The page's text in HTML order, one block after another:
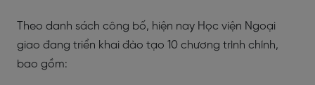
Theo danh sách công bố, hiện nay Học viện Ngoại
giao đang triển khai đào tạo 10 chương trình chính,
bao gồm: